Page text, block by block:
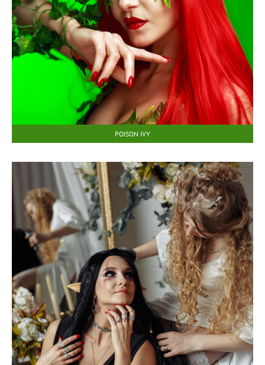
POISON IVY